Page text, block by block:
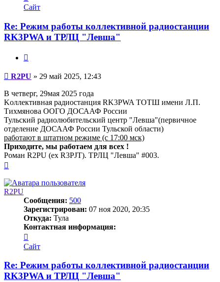
информация
пользователя
Сайт
Re: Режим работы коллективной радиостанции
RK3PWA и ТРЛЦ "Левша"
Сообщение
R2PU » 29 май 2025, 12:43
В четверг, 29мая 2025 года
Kоллективная радиостанция RK3PWA ТОТШ имени Л.П.
Тихмянова ООГО ДОСААФ России
Тульский радиолюбительский центр "Левша"(первичное
отделение ДОСААФ России Тульской области)
работают в штатном режиме (с 17:00 мск)
Приходите, мы работаем для всех !
Роман R2PU (ex R3PJT). ТРЛЦ "Левша" #003.
началу
R2PU
Сообщения: 500
Зарегистрирован: 07 ноя 2020, 20:35
Откуда: Тула
Контактная информация:
информация
пользователя
Сайт
Re: Режим работы коллективной радиостанции
RK3PWA и ТРЛЦ "Левша"